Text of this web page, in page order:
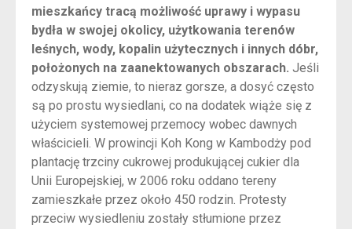
mieszkańcy tracą możliwość uprawy i wypasu
bydła w swojej okolicy, użytkowania terenów
leśnych, wody, kopalin użytecznych i innych dóbr,
położonych na zaanektowanych obszarach. Jeśli
odzyskują ziemie, to nieraz gorsze, a dosyć często
są po prostu wysiedlani, co na dodatek wiąże się z
użyciem systemowej przemocy wobec dawnych
właścicieli. W prowincji Koh Kong w Kambodży pod
plantację trzciny cukrowej produkującej cukier dla
Unii Europejskiej, w 2006 roku oddano tereny
zamieszkałe przez około 450 rodzin. Protesty
przeciw wysiedleniu zostały stłumione przez